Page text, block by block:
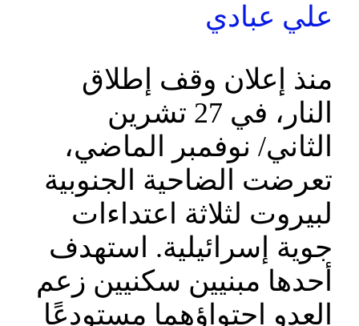
علي عبادي
منذ إعلان وقف إطلاق
النار، في 27 تشرين
الثاني/ نوفمبر الماضي،
تعرضت الضاحية الجنوبية
لبيروت لثلاثة اعتداءات
جوية إسرائيلية. استهدف
أحدها مبنيين سكنيين زعم
العدو احتواؤهما مستودعًا